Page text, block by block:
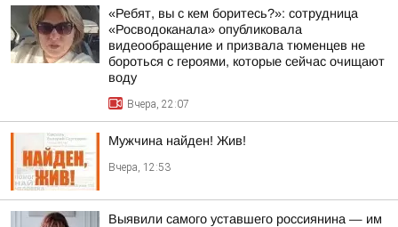
«Ребят, вы с кем боритесь?»: сотрудница
«Росводоканала» опубликовала
видеообращение и призвала тюменцев не
бороться с героями, которые сейчас очищают
воду
Вчера, 22:07
Мужчина найден! Жив!
Вчера, 12:53
Выявили самого уставшего россиянина — им